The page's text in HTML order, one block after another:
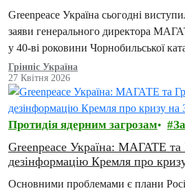
Greenpeace Україна сьогодні
заяви генерального директора
у 40-ві роковини Чорнобильської
погляду майбутнього Запорізької
(ЗАЕС) «чисто технічно її спільне
Росією є можливим».
Грінпіс Україна
27 Квітня 2026
Протидія ядерним загрозам
Greenpeace Україна: МАГАТЕ та
дезінформацію Кремля про
Основними проблемами є плани